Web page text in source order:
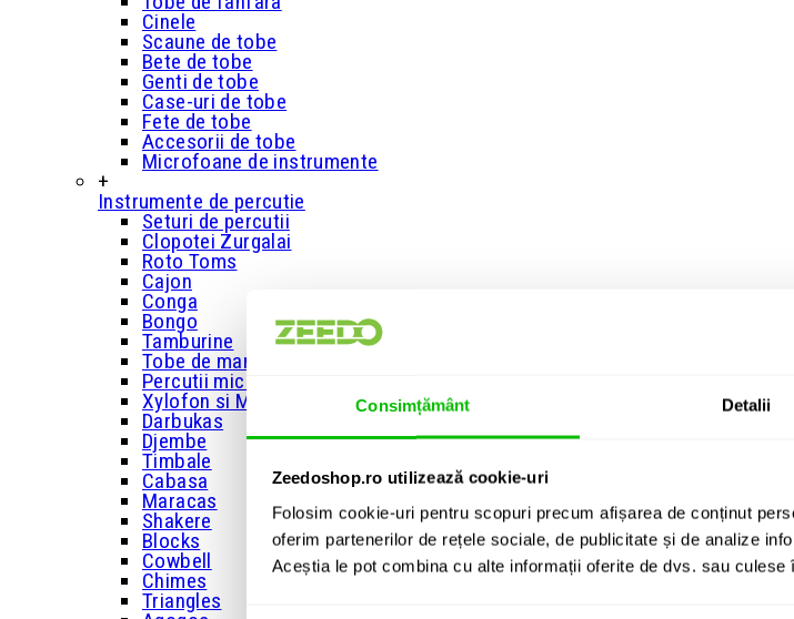
Consimțământ Detalii
Zeedoshop.ro utilizează cookie-uri
Folosim cookie-uri pentru scopuri precum afișarea de conținut
oferim partenerilor de rețele sociale, de publicitate și de analize
Aceștia le pot combina cu alte informații oferite de dvs. sau
Cinele
Scaune de tobe
Bete de tobe
Genti de tobe
Case-uri de tobe
Fete de tobe
Accesorii de tobe
Microfoane de instrumente
+
Instrumente de percutie
Seturi de percutii
Clopotei Zurgalai
Roto Toms
Cajon
Conga
Bongo
Tamburine
Tobe de mana
Percutii mici
Xylofon si Metalofon
Darbukas
Djembe
Timbale
Cabasa
Maracas
Shakere
Blocks
Cowbell
Chimes
Triangles